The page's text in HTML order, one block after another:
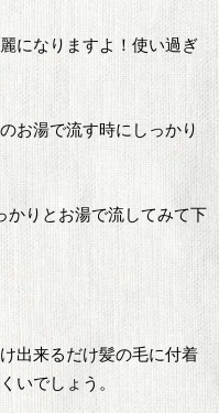
になりますよ！使い過ぎ
お湯で流す時にしっかり
かりとお湯で流してみて下
出来るだけ髪の毛に付着
いでしょう。